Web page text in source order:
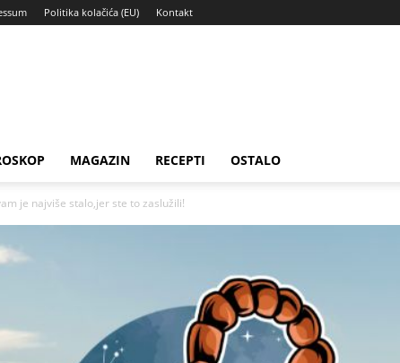
Politika kolačića (EU) Kontakt
MAGAZIN RECEPTI OSTALO
je najviše stalo,jer ste to zaslužili!